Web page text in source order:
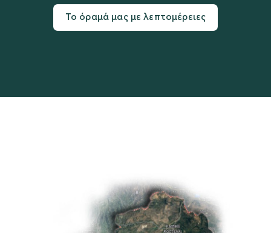
Το όραμά μας με λεπτομέρειες